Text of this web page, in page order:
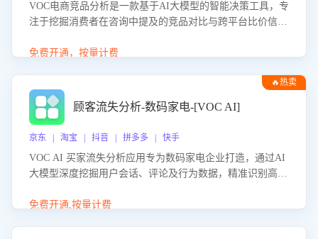
VOC电商竞品分析是一款基于AI大模型的智能决策工具，专
注于挖掘消费者在咨询中提及的竞品对比与跨平台比价信
商品信息，进行多维度交叉对比，并分析消费者的比价行
企业优化营销话术、突出产品与服务优势，有效提升咨询转
化率，避免陷入单纯价格竞争，实现精准扬长避短。
免费开通，按量计费
🔥热卖
顾客流失分析-数码家电-[VOC AI]
京东 | 淘宝 | 抖音 | 拼多多 | 快手
VOC AI 买家流失分析应用专为数码家电企业打造，通过AI
大模型深度挖掘用户会话、评论及行为数据，精准识别高流
应延迟、竞品价格冲击等。系统自动输出可落地的挽回策
免费开通,按量计费